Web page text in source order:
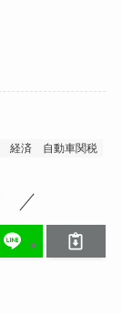
経済 自動車関税